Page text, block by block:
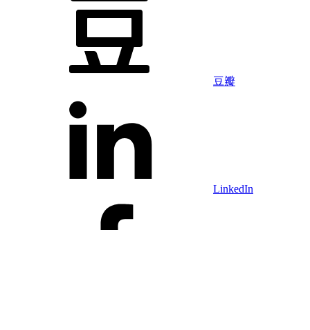
豆瓣
LinkedIn